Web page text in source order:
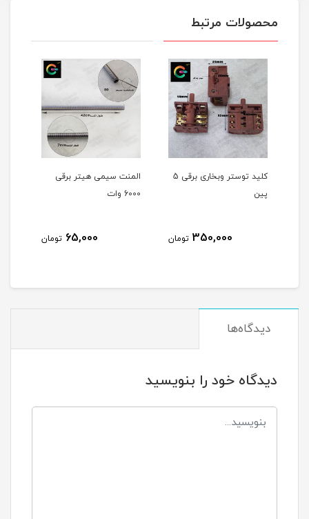
محصولات مرتبط
المنت سیمی هیتر برقی
65,000
المنت سیمی هیتر برقی
4000وات
50,000
دیدگاه‌ها
دیدگاه خود را بنویسید